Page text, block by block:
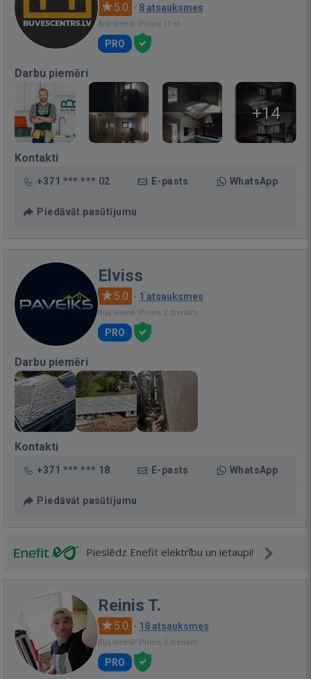
5.0 · 8 atsauksmes
Bija vietnē: Pirms 11 st.
PRO
Darbu piemēri
+14
Kontakti
+371 *** *** 02 E-pasts WhatsApp
Piedāvāt pasūtījumu
Elviss
5.0 · 1 atsauksmes
Bija vietnē: Pirms 2 dienām
PRO
Darbu piemēri
Kontakti
+371 *** *** 18 E-pasts WhatsApp
Piedāvāt pasūtījumu
Pieslēdz Enefit elektrību un ietaupi!
Reinis T.
5.0 · 18 atsauksmes
Bija vietnē: Pirms 3 dienām
PRO